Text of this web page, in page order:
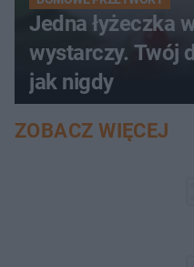
Jedna łyżeczka
wystarczy. Twój
jak nigdy
ZOBACZ WIĘCEJ